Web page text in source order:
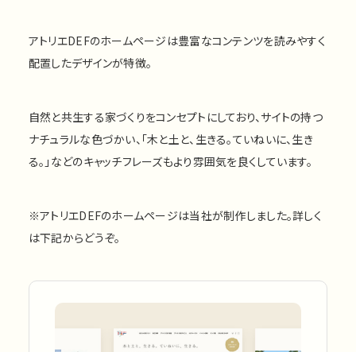
アトリエDEFのホームページは豊富なコンテンツを読みやすく
配置したデザインが特徴。
自然と共生する家づくりをコンセプトにしており、サイトの持つ
ナチュラルな色づかい、「木と土と、生きる。ていねいに、生き
る。」などのキャッチフレーズもより雰囲気を良くしています。
※アトリエDEFのホームページは当社が制作しました。詳しく
は下記からどうぞ。